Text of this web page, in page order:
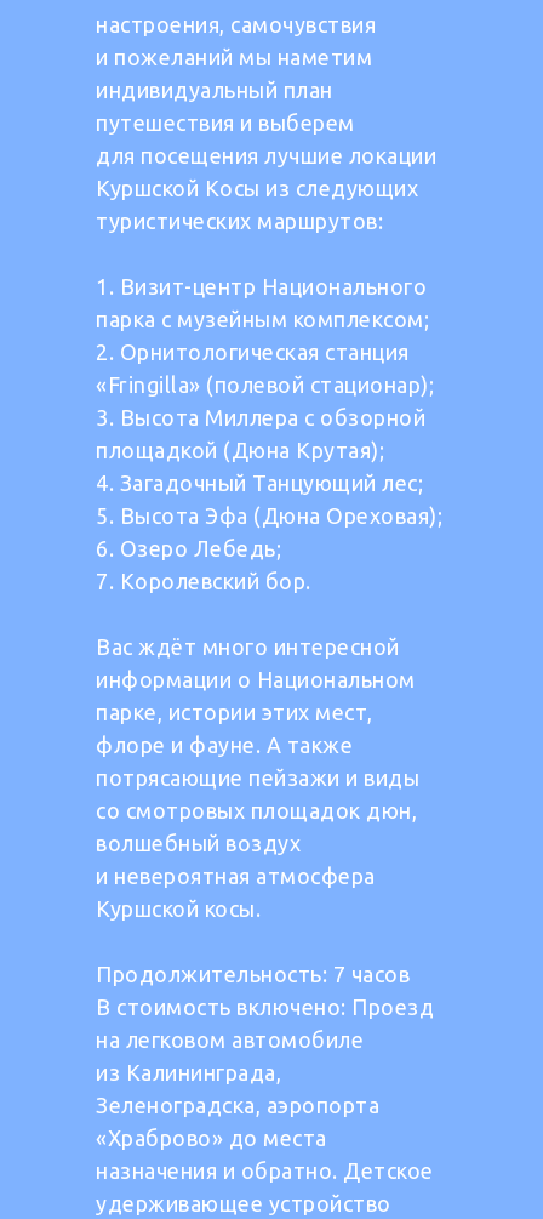
настроения, самочувствия
и пожеланий мы наметим
индивидуальный план
путешествия и выберем
для посещения лучшие локации
Куршской Косы из следующих
туристических маршрутов:
1. Визит-центр Национального
парка с музейным комплексом;
2. Орнитологическая станция
«Fringilla» (полевой стационар);
3. Высота Миллера с обзорной
площадкой (Дюна Крутая);
4. Загадочный Танцующий лес;
5. Высота Эфа (Дюна Ореховая);
6. Озеро Лебедь;
7. Королевский бор.
Вас ждёт много интересной
информации о Национальном
парке, истории этих мест,
флоре и фауне. А также
потрясающие пейзажи и виды
со смотровых площадок дюн,
волшебный воздух
и невероятная атмосфера
Куршской косы.
Продолжительность: 7 часов
В стоимость включено: Проезд
на легковом автомобиле
из Калининграда,
Зеленоградска, аэропорта
«Храброво» до места
назначения и обратно. Детское
удерживающее устройство